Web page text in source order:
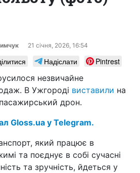
21 сiчня, 2026, 16:54
Надіслати
Pintrest
незвичайне
В Ужгороді виставили на
дрон.
Gloss.ua у Telegram.
який працює в
та поєднує в собі сучасні
та зручність, йдеться у